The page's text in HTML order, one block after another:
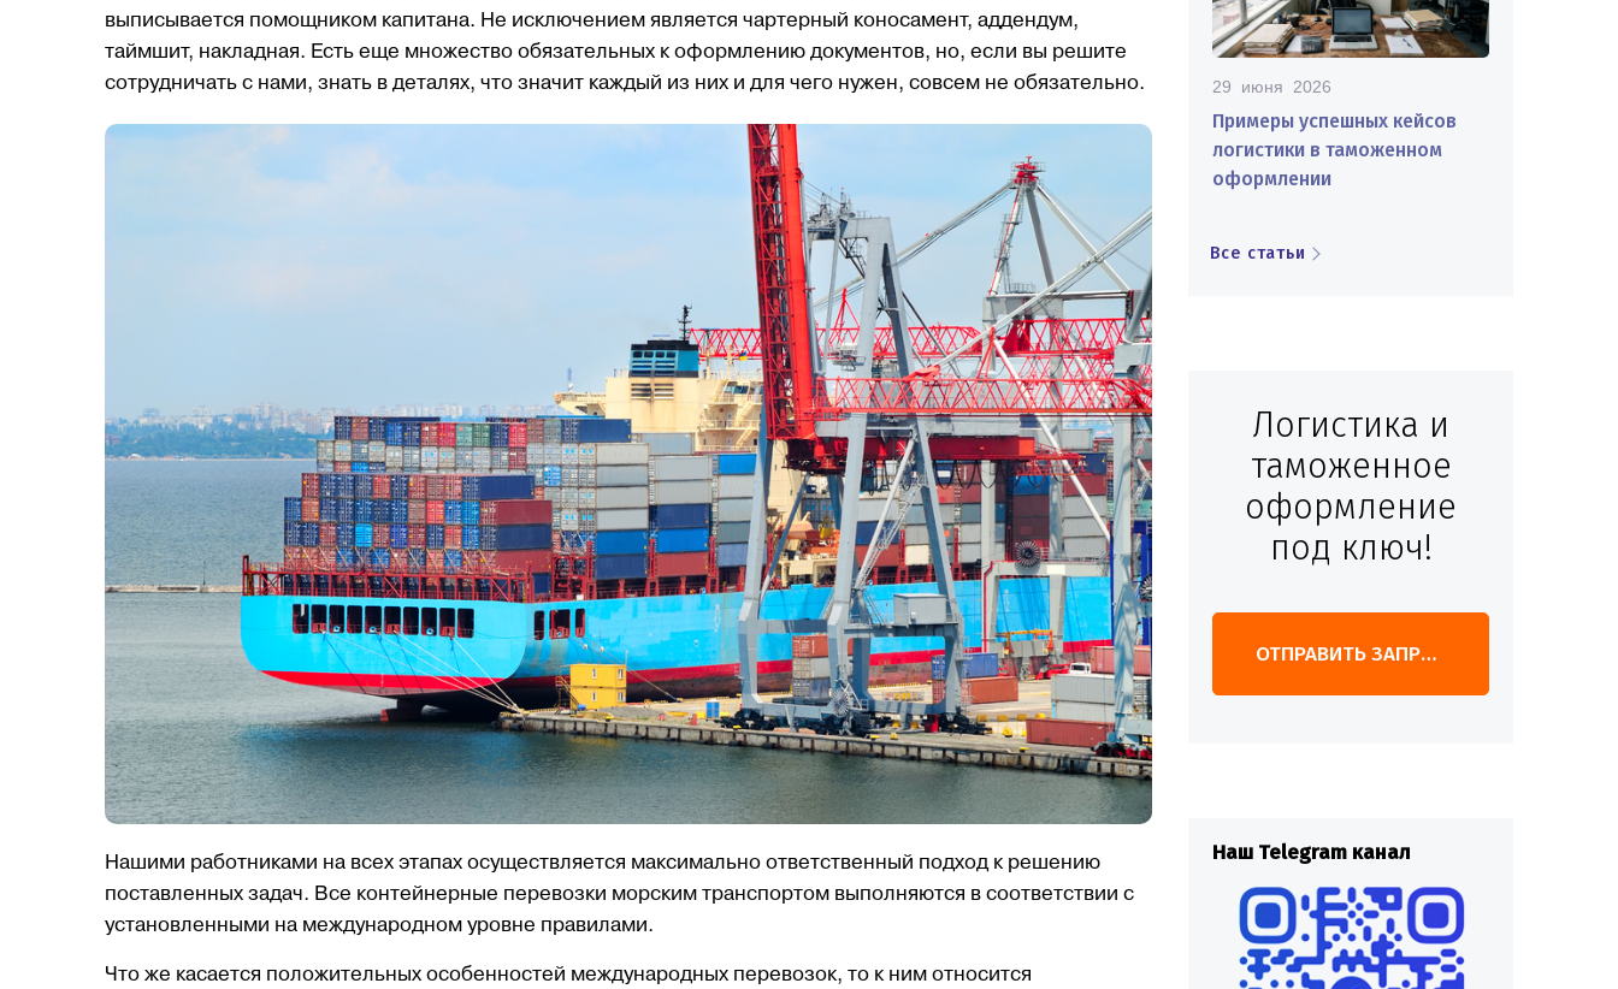
выписывается помощником капитана. Не исключением является чартерный коносамент, аддендум,
таймшит, накладная. Есть еще множество обязательных к оформлению документов, но, если вы решите
сотрудничать с нами, знать в деталях, что значит каждый из них и для чего нужен, совсем не обязательно.
Нашими работниками на всех этапах осуществляется максимально ответственный подход к решению
поставленных задач. Все контейнерные перевозки морским транспортом выполняются в соответствии с
установленными на международном уровне правилами.
Что же касается положительных особенностей международных перевозок, то к ним относится
29 июня 2026
Примеры успешных кейсов
логистики в таможенном
оформлении
Все статьи
Логистика и
таможенное
оформление
под ключ!
ОТПРАВИТЬ ЗАПРОС
Наш Telegram канал Наш Telegram канал Наш Telegram канал Наш Telegram канал